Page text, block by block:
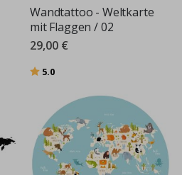
Wandtattoo - Weltkarte
mit Flaggen / 02
29,00 €
Bewertung:
5.0